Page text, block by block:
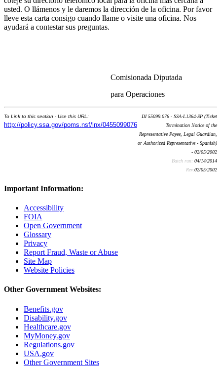
usted. O llámenos y le daremos la dirección de la oficina. Por favor
lleve esta carta consigo cuando llame o visite una oficina. Nos
ayudará a contestar sus preguntas.
Comisionada Diputada
para Operaciones
To Link to this section - Use this URL:
http://policy.ssa.gov/poms.nsf/lnx/0455099076
DI 55099.076 - SSA-L1364-SP (Ticket
Termination Notice of the
Representative Payee, Legal Guardian,
or Authorized Representative - Spanish)
- 02/05/2002
Batch run: 04/14/2014
Rev:02/05/2002
Important Information:
Accessibility
FOIA
Open Government
Glossary
Privacy
Report Fraud, Waste or Abuse
Site Map
Website Policies
Other Government Websites:
Benefits.gov
Disability.gov
Healthcare.gov
MyMoney.gov
Regulations.gov
USA.gov
Other Government Sites